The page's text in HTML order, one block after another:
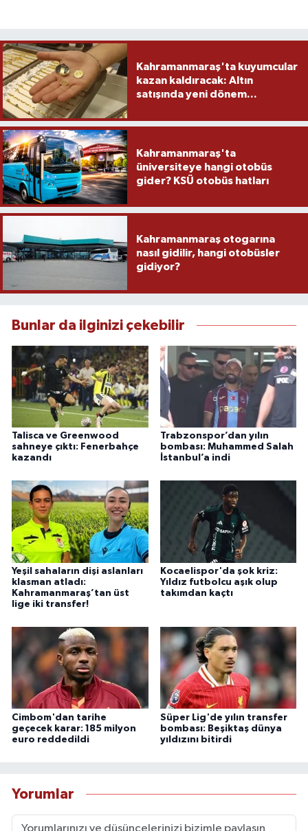
Kahramanmaraş'ta kuyumcular
kazan kaldıracak: Altın
satışında yeni dönem...
Kahramanmaraş'ta
üniversiteye hangi otobüs
gider? KSÜ otobüs hatları
Kahramanmaraş otogarına
nasıl gidilir, hangi otobüsler
gidiyor?
Bunlar da ilginizi çekebilir
Talisca ve Greenwood
sahneye çıktı: Fenerbahçe
kazandı
Trabzonspor’dan yılın
bombası: Muhammed Salah
İstanbul’a indi
Yeşil sahaların dişi aslanları
klasman atladı:
Kahramanmaraş’tan üst
lige iki transfer!
Kocaelispor'da şok kriz:
Yıldız futbolcu aşık olup
takımdan kaçtı
Cimbom'dan tarihe
geçecek karar: 185 milyon
euro reddedildi
Süper Lig'de yılın transfer
bombası: Beşiktaş dünya
yıldızını bitirdi
Yorumlar